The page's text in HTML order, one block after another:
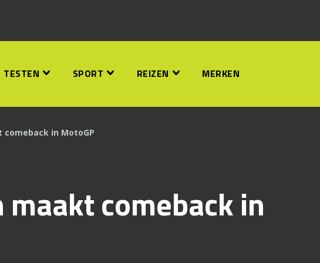
TESTEN SPORT REIZEN MERKEN
in MotoGP
comeback in